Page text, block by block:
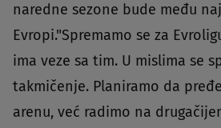
naredne sezone bude među
Evropi."Spremamo se za
ima veze sa tim. U mislima se
takmičenje. Planiramo da
arenu, već radimo na